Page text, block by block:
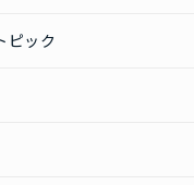
ピック